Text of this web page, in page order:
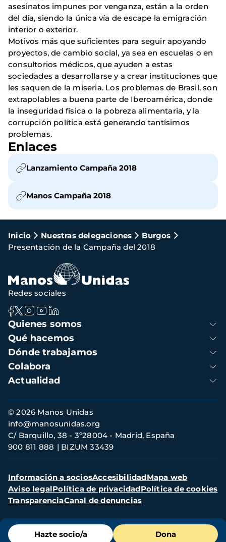
asesinatos impunes por venganza, están a la orden
del día, siendo la única vía de escape la emigración
interior o exterior.
Motivos más que suficientes para seguir apoyando
proyectos, de cambio social, ya sea en escuelas o en
consultorios médicos, que ayuden a estas
sociedades a desarrollarse y a crear instituciones que
les saquen de la miseria. Los problemas de Brasil, son
extrapolables a buena parte de Iberoamérica, donde
la inseguridad física o la pobreza alimentaria, y la
corrupción política está generando tantísimos
problemas.
Enlaces
Lanzamiento Campaña 2018
Manos Campaña 2018
Ruta
de
navegación
Inicio Nuestras delegaciones
Burgos
Presentación de la Campaña del 2018
Menú
de
Hazte socio/a Dona
Navegación
principal
Quienes somos
Qué hacemos
Dónde trabajamos
Colabora
Actualidad
Redes sociales
Información
de
contacto
© 2026 Manos Unidas
C/ Barquillo, 38 - 3º28004 - Madrid, España
900 811 888
BIZUM 33439
info@manosunidas.org
Menú
secundario
Información a sociosAccesibilidadMapa web
Aviso legalPolítica de privacidadPolítica de cookies
TransparenciaCanal de denuncias